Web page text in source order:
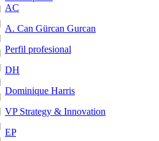
AC
A. Can Gürcan Gurcan
Perfil profesional
DH
Dominique Harris
VP Strategy & Innovation
EP